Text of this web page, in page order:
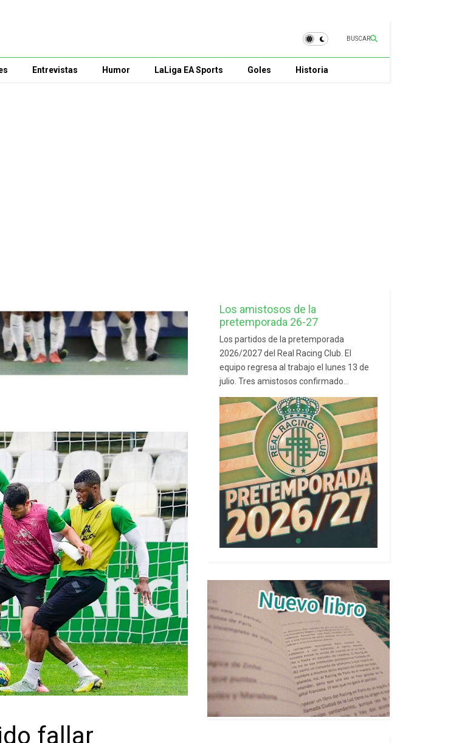
BUSCAR
Entrevistas Humor LaLiga EA Sports Goles Historia
fallar
Los amistosos de la
pretemporada 26-27
Los partidos de la pretemporada
2026/2027 del Real Racing Club. El
equipo regresa al trabajo el lunes 13 de
julio. Tres amistosos confirmado...